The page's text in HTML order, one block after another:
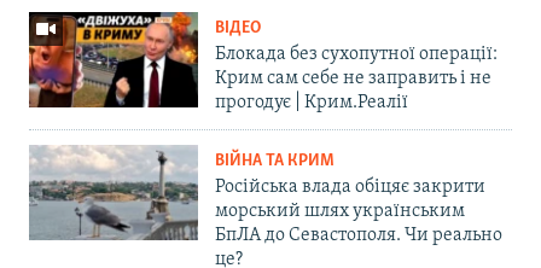
ВІДЕО
Блокада без сухопутної операції:
Крим сам себе не заправить і не
прогодує | Крим.Реалії
ВІЙНА ТА КРИМ
Російська влада обіцяє закрити
морський шлях українським
БпЛА до Севастополя. Чи реально
це?